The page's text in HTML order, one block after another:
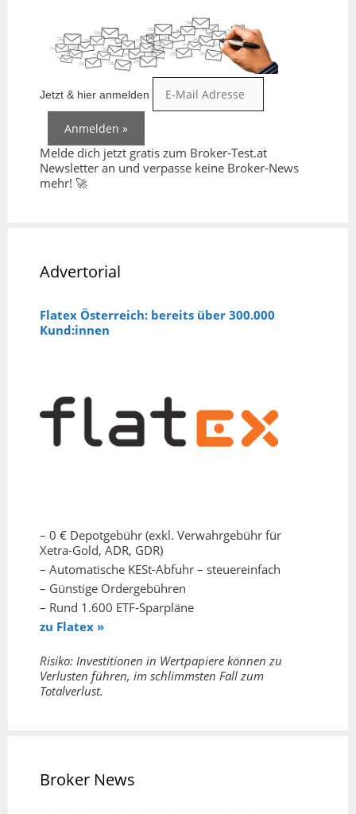
Jetzt & hier anmelden
Melde dich jetzt gratis zum Broker-Test.at
Newsletter an und verpasse keine Broker-News
mehr! 🚀
Advertorial
Flatex Österreich: bereits über 300.000
Kund:innen
– 0 € Depotgebühr (exkl. Verwahrgebühr für
Xetra-Gold, ADR, GDR)
– Automatische KESt-Abfuhr – steuereinfach
– Günstige Ordergebühren
– Rund 1.600 ETF-Sparpläne
zu Flatex »
Risiko: Investitionen in Wertpapiere können zu
Verlusten führen, im schlimmsten Fall zum
Totalverlust.
Broker News